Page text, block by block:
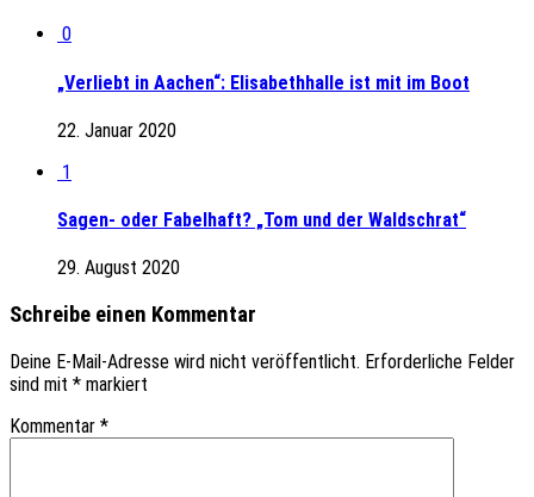
0
„Verliebt in Aachen“: Elisabethhalle ist mit im Boot
22. Januar 2020
1
Sagen- oder Fabelhaft? „Tom und der Waldschrat“
29. August 2020
Schreibe einen Kommentar
Deine E-Mail-Adresse wird nicht veröffentlicht. Erforderliche Felder
sind mit * markiert
Kommentar *